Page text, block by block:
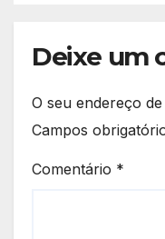
Deixe um
O seu endereço
Campos
Comentário *